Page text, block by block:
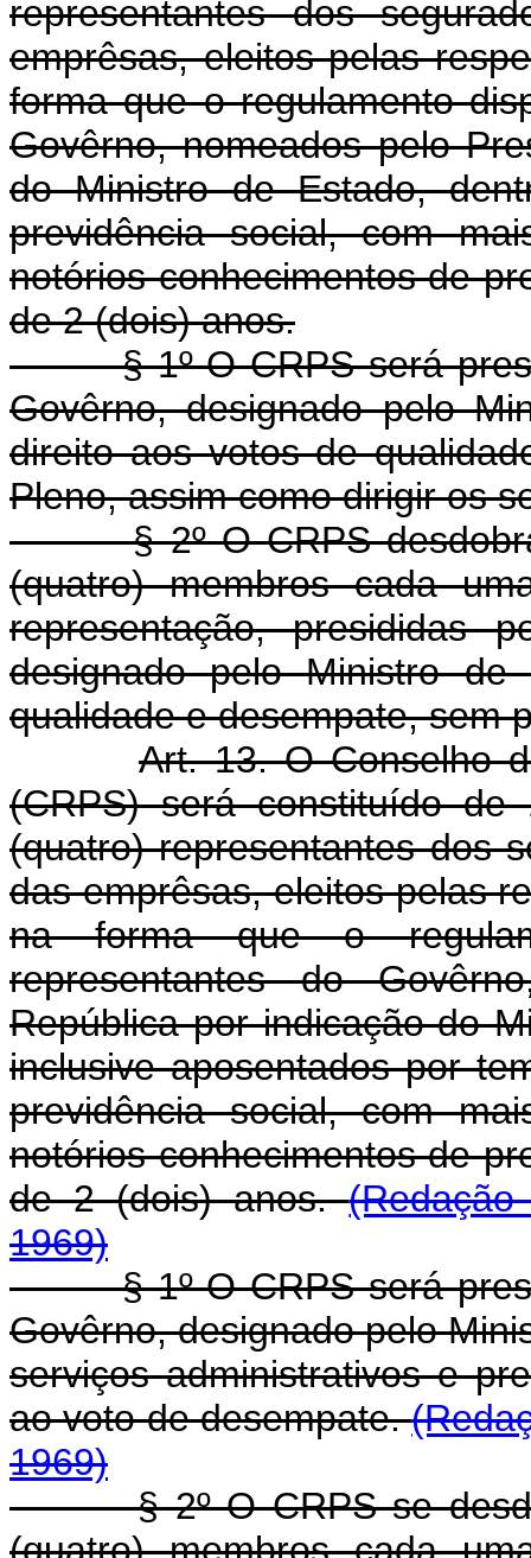
representantes dos
emprêsas, eleitos pelas
forma que o regulamento
Govêrno, nomeados pelo
do Ministro de Estado,
previdência social, com
notórios conhecimentos de
de 2 (dois) anos.
§ 1º O CRPS será
Govêrno, designado pelo
direito aos votos de
Pleno, assim como dirigir os
§ 2º O CRPS desdobrar-
(quatro) membros cada
representação, presididas
designado pelo Ministro
qualidade e desempate, sem
Art. 13. O Conselho
(CRPS) será constituído
(quatro) representantes dos
das emprêsas, eleitos pelas
na forma que o
representantes do
República por indicação do
inclusive aposentados por
previdência social, com
notórios conhecimentos de
de 2 (dois) anos.
1969)
§ 1º O CRPS será
Govêrno, designado pelo
serviços administrativos e
ao voto de desempate.
1969)
§ 2º O CRPS se